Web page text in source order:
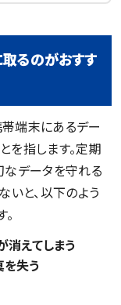
るのがおすす
端末にあるデー
を指します。定期
なデータを守れる
いと、以下のよう
えてしまう
失う